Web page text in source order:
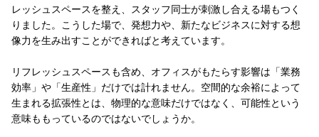
レッシュスペースを整え、スタッフ同士が刺激し合える場もつく
りました。こうした場で、発想力や、新たなビジネスに対する想
像力を生み出すことができればと考えています。
リフレッシュスペースも含め、オフィスがもたらす影響は「業務
効率」や「生産性」だけでは計れません。空間的な余裕によって
生まれる拡張性とは、物理的な意味だけではなく、可能性という
意味ももっているのではないでしょうか。